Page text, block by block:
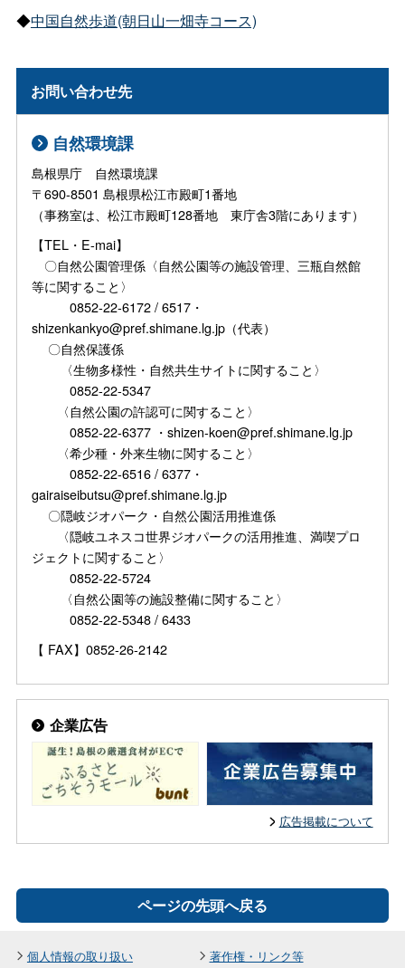
◆中国自然歩道(朝日山一畑寺コース)
お問い合わせ先
自然環境課
島根県庁 自然環境課
〒690-8501 島根県松江市殿町1番地
（事務室は、松江市殿町128番地 東庁舎3階にあります）
【TEL・E-mai】
〇自然公園管理係〈自然公園等の施設管理、三瓶自然館
等に関すること〉
0852-22-6172 / 6517・
shizenkankyo@pref.shimane.lg.jp（代表）
〇自然保護係
〈生物多様性・自然共生サイトに関すること〉
0852-22-5347
〈自然公園の許認可に関すること〉
0852-22-6377 ・shizen-koen@pref.shimane.lg.jp
〈希少種・外来生物に関すること〉
0852-22-6516 / 6377・
gairaiseibutsu@pref.shimane.lg.jp
〇隠岐ジオパーク・自然公園活用推進係
〈隠岐ユネスコ世界ジオパークの活用推進、満喫プロ
ジェクトに関すること〉
0852-22-5724
〈自然公園等の施設整備に関すること〉
0852-22-5348 / 6433
【 FAX】0852-26-2142
企業広告
広告掲載について
ページの先頭へ戻る
個人情報の取り扱い 著作権・リンク等